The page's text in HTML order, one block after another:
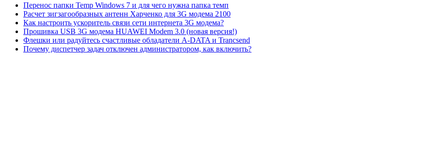
Перенос папки Temp Windows 7 и для чего нужна папка темп
Расчет зигзагообразных антенн Харченко для 3G модема 2100
Как настроить ускоритель связи сети интернета 3G модема?
Прошивка USB 3G модема HUAWEI Modem 3.0 (новая версия!)
Флешки или радуйтесь счастливые обладатели A-DATA и Trancsend
Почему диспетчер задач отключен администратором, как включить?